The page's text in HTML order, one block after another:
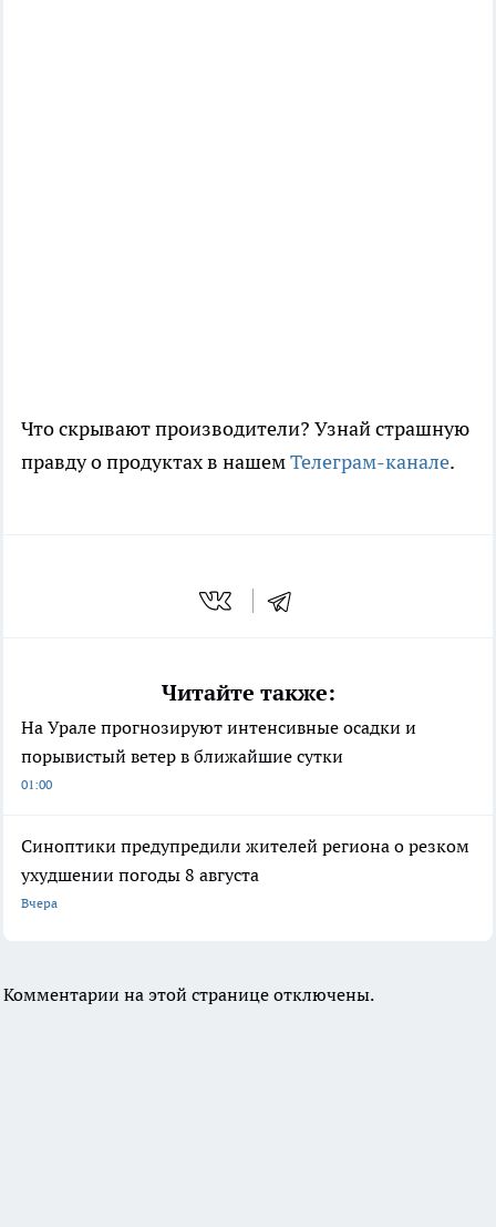
Что скрывают производители? Узнай страшную
правду о продуктах в нашемТелеграм-канале.
Читайте также:
На Урале прогнозируют интенсивные осадки и
порывистый ветер в ближайшие сутки
01:00
Синоптики предупредили жителей региона о резком
ухудшении погоды 8 августа
Вчера
Комментарии на этой странице отключены.